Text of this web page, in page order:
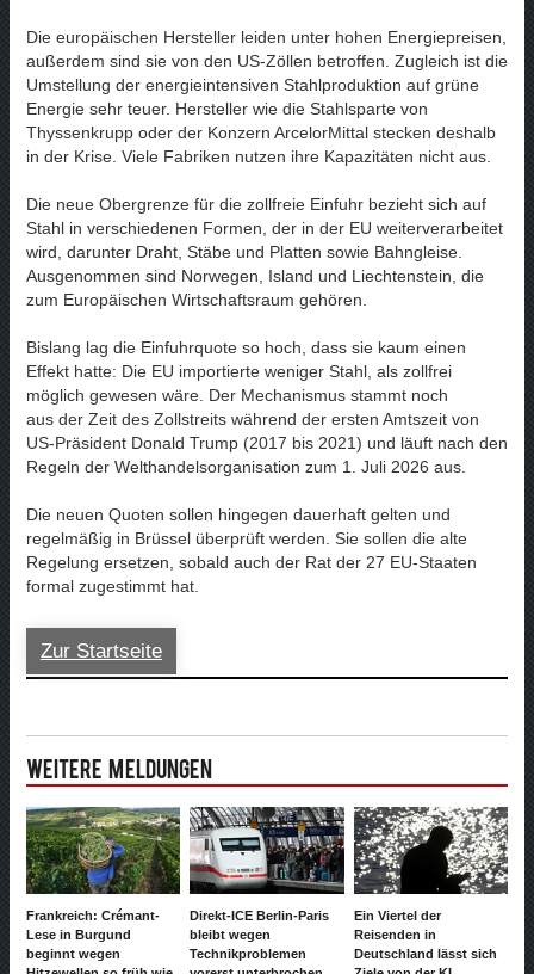
Die europäischen Hersteller leiden unter hohen Energiepreisen,
außerdem sind sie von den US-Zöllen betroffen. Zugleich ist die
Umstellung der energieintensiven Stahlproduktion auf grüne
Energie sehr teuer. Hersteller wie die Stahlsparte von
Thyssenkrupp oder der Konzern ArcelorMittal stecken deshalb
in der Krise. Viele Fabriken nutzen ihre Kapazitäten nicht aus.
Die neue Obergrenze für die zollfreie Einfuhr bezieht sich auf
Stahl in verschiedenen Formen, der in der EU weiterverarbeitet
wird, darunter Draht, Stäbe und Platten sowie Bahngleise.
Ausgenommen sind Norwegen, Island und Liechtenstein, die
zum Europäischen Wirtschaftsraum gehören.
Bislang lag die Einfuhrquote so hoch, dass sie kaum einen
Effekt hatte: Die EU importierte weniger Stahl, als zollfrei
möglich gewesen wäre. Der Mechanismus stammt noch
aus der Zeit des Zollstreits während der ersten Amtszeit von
US-Präsident Donald Trump (2017 bis 2021) und läuft nach den
Regeln der Welthandelsorganisation zum 1. Juli 2026 aus.
Die neuen Quoten sollen hingegen dauerhaft gelten und
regelmäßig in Brüssel überprüft werden. Sie sollen die alte
Regelung ersetzen, sobald auch der Rat der 27 EU-Staaten
formal zugestimmt hat.
Zur Startseite
Weitere Meldungen
Frankreich: Crémant-
Lese in Burgund
beginnt wegen
Direkt-ICE Berlin-Paris
bleibt wegen
Technikproblemen
Ein Viertel der
Reisenden in
Deutschland lässt sich